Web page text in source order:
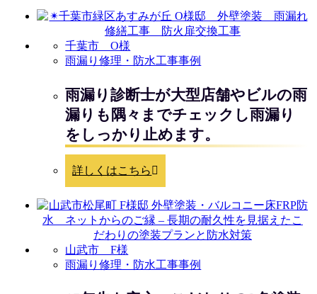
千葉市 O様
雨漏り修理・防水工事事例
雨漏り診断士が大型店舗やビルの雨
漏りも隅々までチェックし雨漏り
をしっかり止めます。
詳しくはこちら
山武市 F様
雨漏り修理・防水工事事例